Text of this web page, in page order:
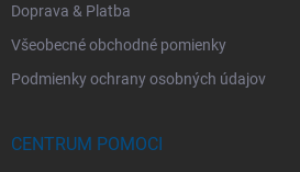
Doprava & Platba
Všeobecné obchodné pomienky
Podmienky ochrany osobných údajov
CENTRUM POMOCI